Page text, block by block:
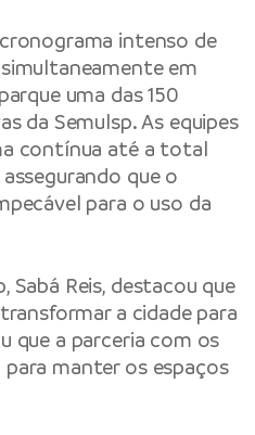
intenso de
em
uma das 150
da Semulsp. As equipes
contínua até a total
que o
para o uso da
Sabá Reis, destacou que
a cidade para
que a parceria com os
manter os espaços